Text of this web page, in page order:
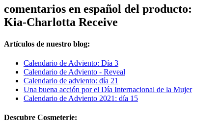
comentarios en español del producto:
Kia-Charlotta Receive
Artículos de nuestro blog:
Calendario de Adviento: Día 3
Calendario de Adviento - Reveal
Calendario de adviento: día 21
Una buena acción por el Día Internacional de la Mujer
Calendario de Adviento 2021: día 15
Descubre Cosmeterie: